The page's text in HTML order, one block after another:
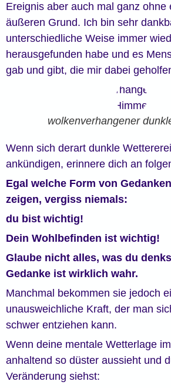
Ereignis aber auch mal ganz ohne
äußeren Grund. Ich bin sehr
unterschiedliche Weise immer
herausgefunden habe und es
gab und gibt, die mir dabei
wolkenverhangener
Wenn sich derart dunkle
ankündigen, erinnere dich an
Egal welche Form von
zeigen, vergiss niemals:
du bist wichtig!
Dein Wohlbefinden ist wichtig!
Glaube nicht alles, was du
Gedanke ist wirklich wahr.
Manchmal bekommen sie jedoch
unausweichliche Kraft, der man
schwer entziehen kann.
Wenn deine mentale Wetterlage
anhaltend so düster aussieht und
Veränderung siehst: